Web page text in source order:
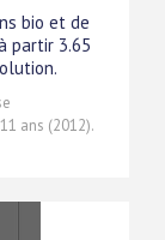
bio et de
partir 3.65
ans (2012).